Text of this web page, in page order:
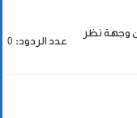
وجهة نظر
عدد الردود: 0